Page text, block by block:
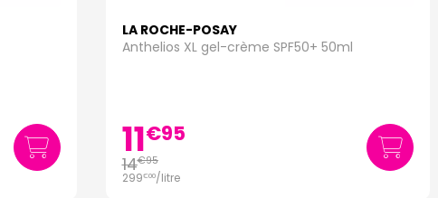
LA ROCHE-POSAY
Anthelios XL gel-crème SPF50+ 50ml
11€95
14€95
299€00/litre